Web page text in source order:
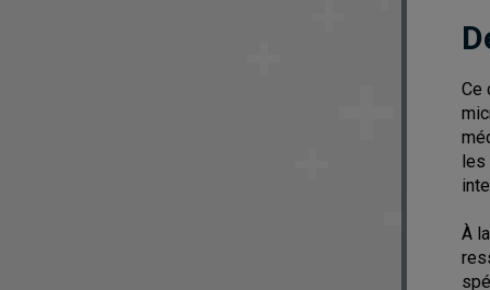
Ce
les
À